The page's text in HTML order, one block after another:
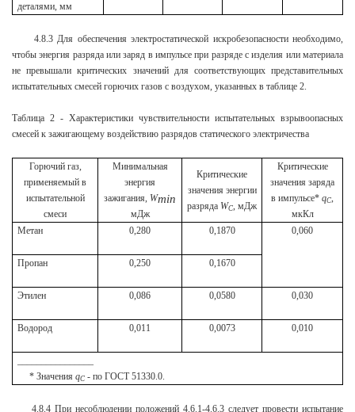
деталями, мм
4.8.3 Для обеспечения электростатической искробезопасности необходимо,
чтобы энергия разряда или заряд в импульсе при разряде с изделия или материала
не превышали критических значений для соответствующих представительных
испытательных смесей горючих газов с воздухом, указанных в таблице 2.
Таблица 2 - Характеристики чувствительности испытательных взрывоопасных
смесей к зажигающему воздействию разрядов статического электричества
Горючий газ,
применяемый в
испытательной
смеси
Минимальная
энергия
зажигания, Wmin
мДж
Критические
значения энергии
разряда WC, мДж
Критические
значения заряда
в импульсе* qC,
мкКл
Метан
0,280 0,1870 0,060
Пропан 0,250 0,1670
Этилен 0,086 0,0580 0,030
Водород 0,011 0,0073 0,010
* Значения qC - по ГОСТ 51330.0.
4.8.4 При несоблюдении положений 4.6.1-4.6.3 следует провести испытание